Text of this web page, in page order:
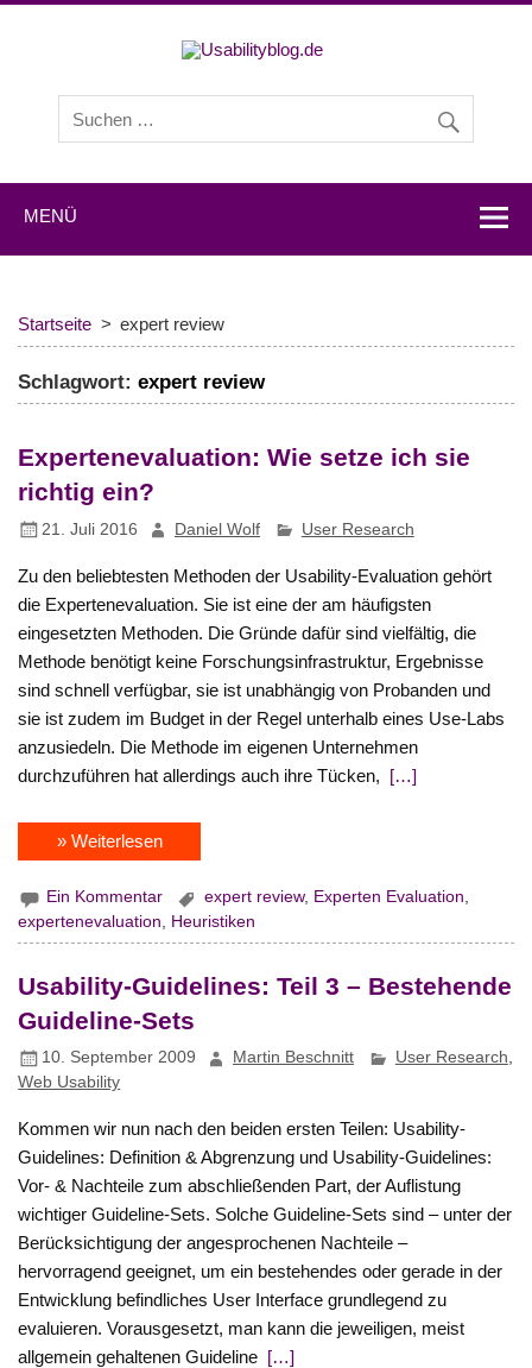
Experten zu den Themen Usability und User Experience.
MENÜ
Startseite expert review
Schlagwort:expert review
Expertenevaluation: Wie setze ich sie
richtig ein?
21. Juli 2016 Daniel Wolf User Research
Zu den beliebtesten Methoden der Usability-Evaluation gehört
die Expertenevaluation. Sie ist eine der am häufigsten
eingesetzten Methoden. Die Gründe dafür sind vielfältig, die
Methode benötigt keine Forschungsinfrastruktur, Ergebnisse
sind schnell verfügbar, sie ist unabhängig von Probanden und
sie ist zudem im Budget in der Regel unterhalb eines Use-Labs
anzusiedeln. Die Methode im eigenen Unternehmen
durchzuführen hat allerdings auch ihre Tücken, […]
» Weiterlesen
Ein Kommentar expert review, Experten Evaluation,
expertenevaluation
Heuristiken
Usability-Guidelines: Teil 3 – Bestehende
Guideline-Sets
10. September 2009 Martin Beschnitt User Research,
Web Usability
Kommen wir nun nach den beiden ersten Teilen: Usability-
Guidelines: Definition & Abgrenzung und Usability-Guidelines:
Vor- & Nachteile zum abschließenden Part, der Auflistung
wichtiger Guideline-Sets. Solche Guideline-Sets sind – unter der
Berücksichtigung der angesprochenen Nachteile –
hervorragend geeignet, um ein bestehendes oder gerade in der
Entwicklung befindliches User Interface grundlegend zu
evaluieren. Vorausgesetzt, man kann die jeweiligen, meist
allgemein gehaltenen Guideline […]